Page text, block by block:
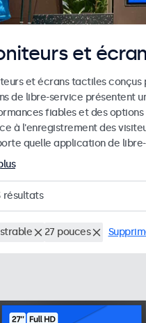
et
et écrans tactiles conçus
de libre-service présentent
fiables et des
à l'enregistrement des
quelle application de
résultats
27 pouces